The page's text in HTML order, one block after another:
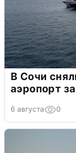
В Сочи
аэропорт
6 августа 0